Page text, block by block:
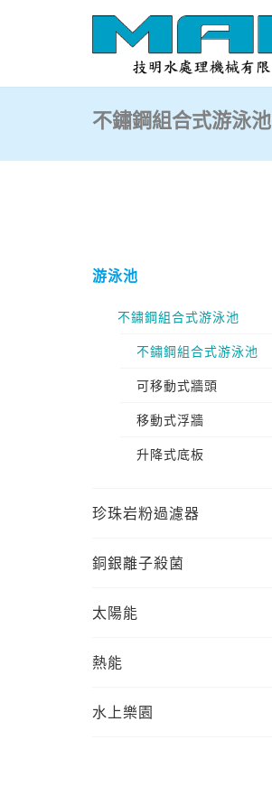
不鏽鋼組合式游泳池
游泳池
不鏽鋼組合式游泳池
不鏽鋼組合式游泳池
可移動式牆頭
移動式浮牆
升降式底板
珍珠岩粉過濾器
銅銀離子殺菌
太陽能
熱能
水上樂園